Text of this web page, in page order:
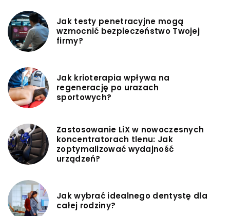
Jak testy penetracyjne mogą
wzmocnić bezpieczeństwo Twojej
firmy?
Jak krioterapia wpływa na
regenerację po urazach
sportowych?
Zastosowanie LiX w nowoczesnych
koncentratorach tlenu: Jak
zoptymalizować wydajność
urządzeń?
Jak wybrać idealnego dentystę dla
całej rodziny?